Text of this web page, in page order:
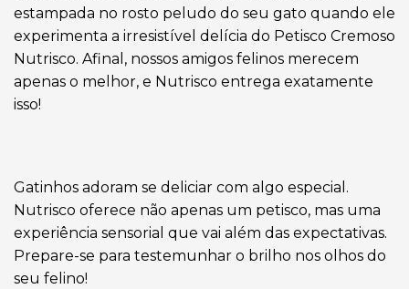
estampada no rosto peludo do seu gato quando ele
experimenta a irresistível delícia do Petisco Cremoso
Nutrisco. Afinal, nossos amigos felinos merecem
apenas o melhor, e Nutrisco entrega exatamente
isso!
Gatinhos adoram se deliciar com algo especial.
Nutrisco oferece não apenas um petisco, mas uma
experiência sensorial que vai além das expectativas.
Prepare-se para testemunhar o brilho nos olhos do
seu felino!